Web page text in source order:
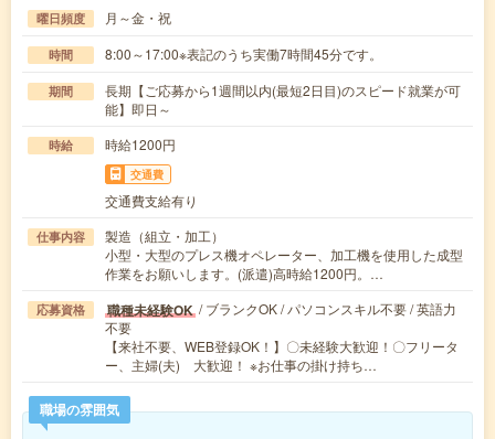
曜日頻度 月～金・祝
時間 8:00～17:00※表記のうち実働7時間45分です。
期間
長期【ご応募から1週間以内(最短2日目)のスピード就業が可
能】即日～
時給 時給1200円
交通費
交通費支給有り
仕事内容
製造（組立・加工）
小型・大型のプレス機オペレーター、加工機を使用した成型
作業をお願いします。(派遣)高時給1200円。…
応募資格 職種未経験OK / ブランクOK / パソコンスキル不要 / 英語力
不要
【来社不要、WEB登録OK！】〇未経験大歓迎！〇フリータ
ー、主婦(夫) 大歓迎！ ※お仕事の掛け持ち…
職場の雰囲気